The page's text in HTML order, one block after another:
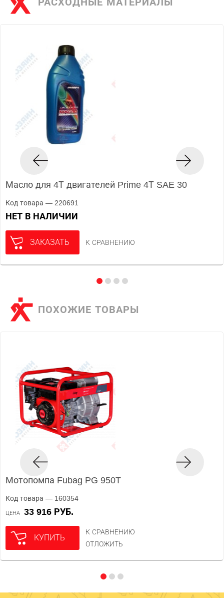
Масло для 4Т двигателей Prime 4Т SAE 30
Код товара — 220691
НЕТ В НАЛИЧИИ
ЗАКАЗАТЬ К СРАВНЕНИЮ
ПОХОЖИЕ ТОВАРЫ
Мотопомпа Fubag PG 950T
Код товара — 160354
ЦЕНА 33 916 РУБ.
КУПИТЬ
К СРАВНЕНИЮ
ОТЛОЖИТЬ